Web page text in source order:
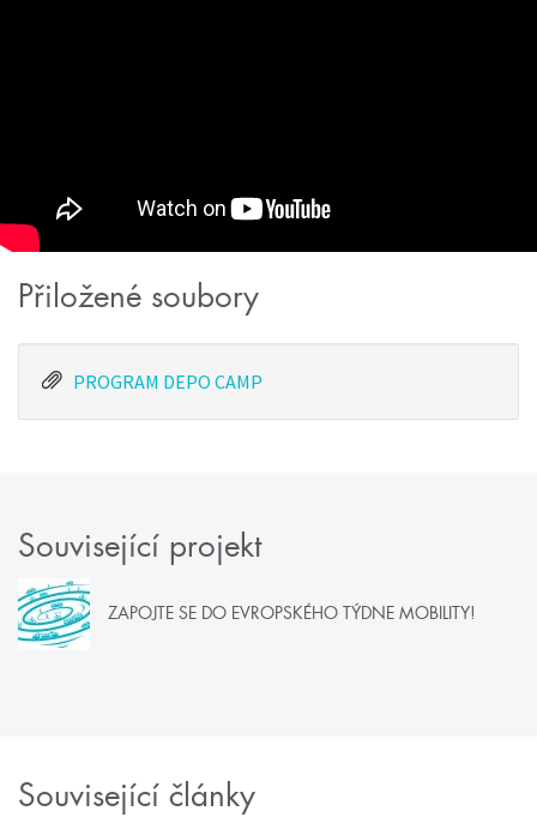
Přiložené soubory
PROGRAM DEPO CAMP
Související projekt
ZAPOJTE SE DO EVROPSKÉHO TÝDNE MOBILITY!
Související články